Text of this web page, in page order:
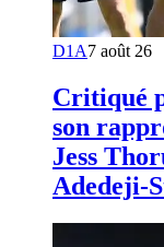
D1A7 août 26
Critiqué
son
Jess
Adedeji-